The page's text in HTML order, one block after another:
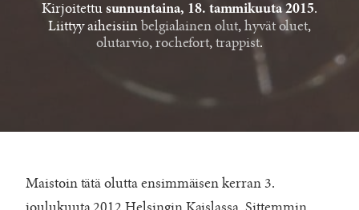
Kirjoitettu sunnuntaina, 18. tammikuuta 2015.
Liittyy aiheisiin belgialainen olut, hyvät oluet,
olutarvio, rochefort,trappist.
Maistoin tätä olutta ensimmäisen kerran 3.